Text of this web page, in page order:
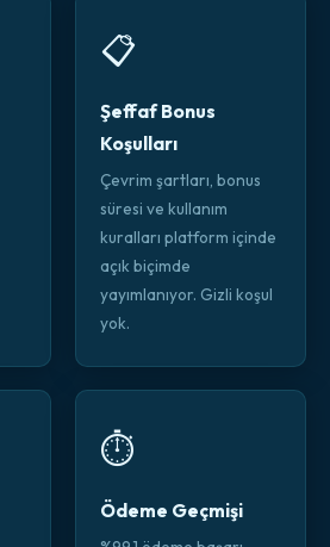
📋
Şeffaf Bonus
Koşulları
Çevrim şartları, bonus
süresi ve kullanım
kuralları platform içinde
açık biçimde
yayımlanıyor. Gizli koşul
yok.
⏱️
Ödeme Geçmişi